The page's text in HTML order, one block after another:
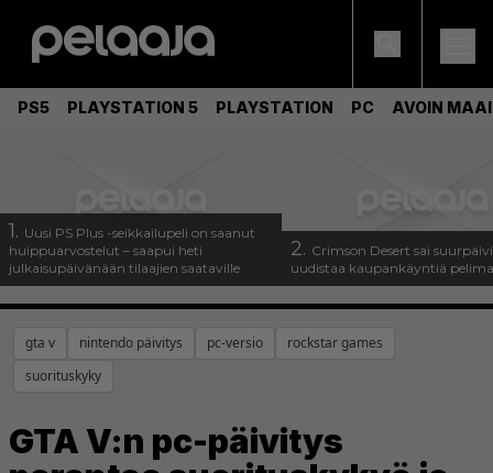
PS5 PLAYSTATION 5 PLAYSTATION PC AVOIN
1. Uusi PS Plus -seikkailupeli on saanut
huippuarvostelut – saapui heti
julkaisupäivänään tilaajien saataville
2. Crimson Desert sai
uudistaa kaupankäyntiä
gta v nintendo päivitys pc-versio
rockstar games
suorituskyky
GTA V:n pc-päivitys